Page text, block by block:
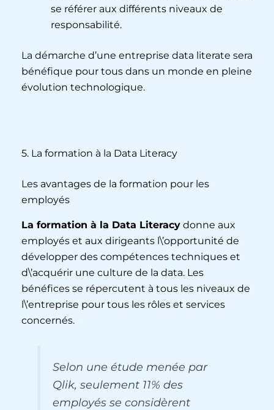
se référer aux différents niveaux de
responsabilité.
La démarche d’une entreprise data literate sera
bénéfique pour tous dans un monde en pleine
évolution technologique.
5. La formation à la Data Literacy
Les avantages de la formation pour les
employés
La formation à la Data Literacy donne aux
employés et aux dirigeants l\’opportunité de
développer des compétences techniques et
d\’acquérir une culture de la data. Les
bénéfices se répercutent à tous les niveaux de
l\’entreprise pour tous les rôles et services
concernés.
Selon une étude menée par
Qlik, seulement 11% des
employés se considèrent